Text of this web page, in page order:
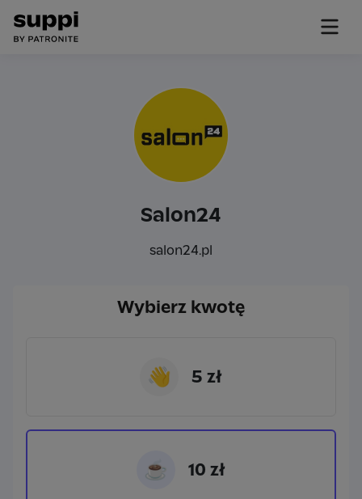
Salon24
salon24.pl
Wybierz kwotę
👋 5 zł
☕ 10 zł